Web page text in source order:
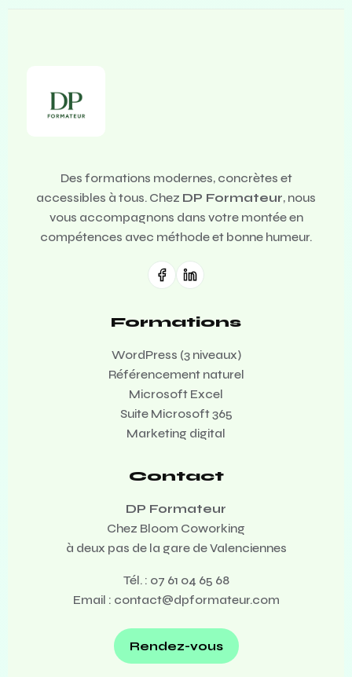
Des formations modernes, concrètes et
accessibles à tous. Chez DP Formateur, nous
vous accompagnons dans votre montée en
compétences avec méthode et bonne humeur.
Formations
WordPress (3 niveaux)
Référencement naturel
Microsoft Excel
Suite Microsoft 365
Marketing digital
Contact
DP Formateur
Chez Bloom Coworking
à deux pas de la gare de Valenciennes
Tél. : 07 61 04 65 68
Email : contact@dpformateur.com
Rendez-vous